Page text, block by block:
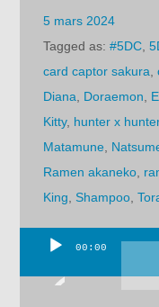
5 mars 2024
Tagged as:#5DC ,
card captor sakura ,
Diana
Doraemon
Kitty, hunter x
Matamune
Ramen akaneko
King ,Shampoo ,
00:00